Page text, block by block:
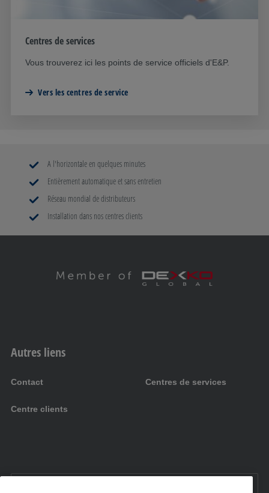
Centres de services
Vous trouverez ici les points de service officiels d'E&P.
Vers les centres de service
A l'horizontale en quelques minutes
Entièrement automatique et sans entretien
Réseau mondial de distributeurs
Installation dans nos centres clients
Autres liens
Contact Centres de services
Centre clients